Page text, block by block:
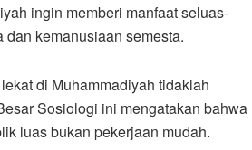
ingin memberi manfaat seluas-
kemanusiaan semesta.
di Muhammadiyah tidaklah
Sosiologi ini mengatakan bahwa
luas bukan pekerjaan mudah.